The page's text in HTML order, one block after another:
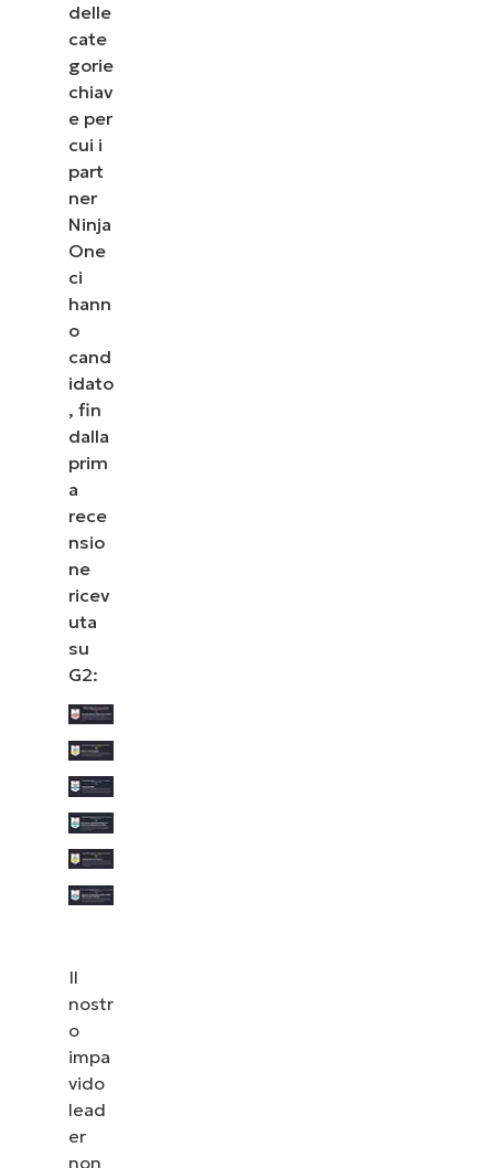
delle
cate
gorie
chiav
e per
cui i
part
ner
Ninja
One
ci
hann
o
cand
idato
, fin
dalla
prim
a
rece
nsio
ne
ricev
uta
su
G2:
Il
nostr
o
impa
vido
lead
er
non